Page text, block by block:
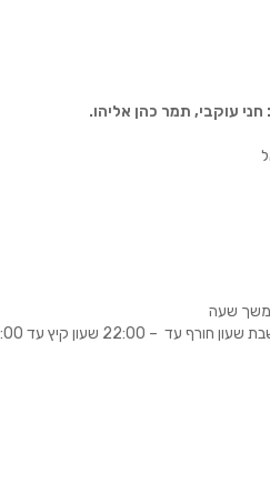
שעה
– 22:00 שעון קיץ עד 23:00